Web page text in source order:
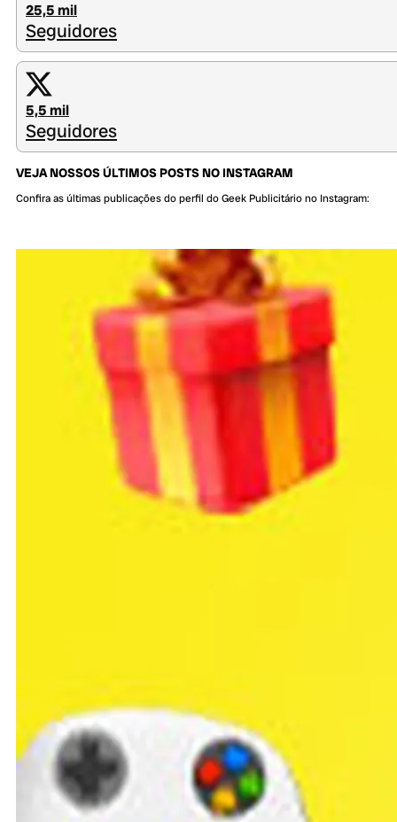
25,5 mil
Seguidores
5,5 mil
Seguidores
VEJA NOSSOS ÚLTIMOS POSTS NO INSTAGRAM
Confira as últimas publicações do perfil do Geek Publicitário no Instagram: